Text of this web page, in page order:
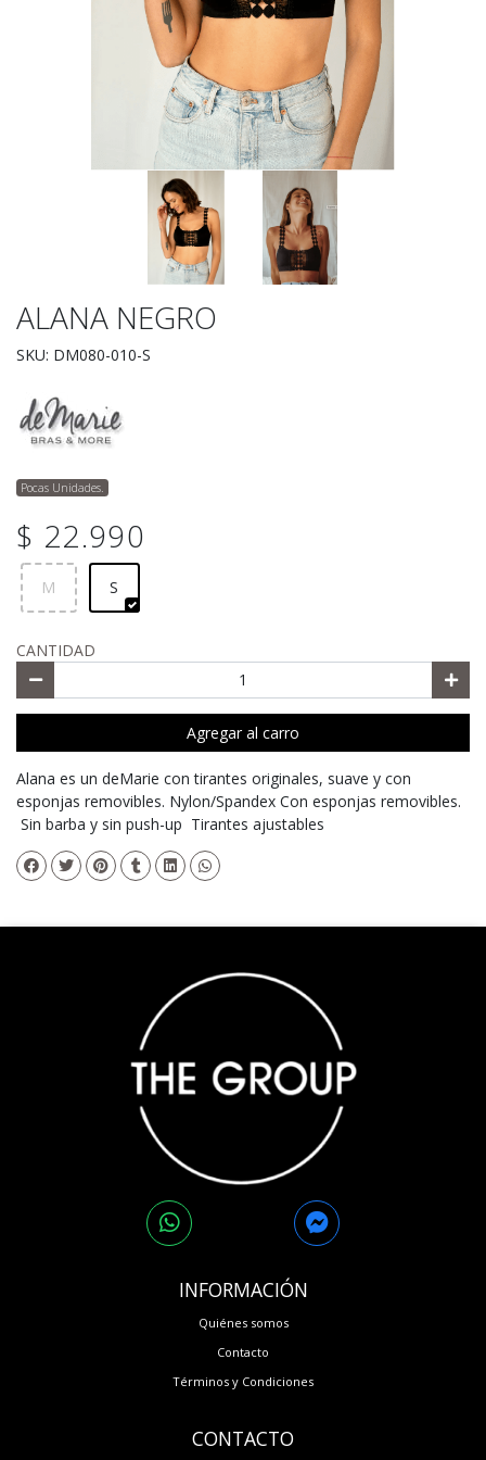
ALANA NEGRO
SKU: DM080-010-S
Pocas Unidades.
$ 22.990
M S
CANTIDAD
Agregar al carro
Alana es un deMarie con tirantes originales, suave y con
esponjas removibles. Nylon/Spandex Con esponjas removibles.
Sin barba y sin push-up Tirantes ajustables
INFORMACIÓN
Quiénes somos
Contacto
Términos y Condiciones
CONTACTO